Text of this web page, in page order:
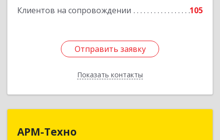
Клиентов на сопровождении 105
Отправить заявку
Показать контакты
Отправить заявку
Назад
АРМ-Техно